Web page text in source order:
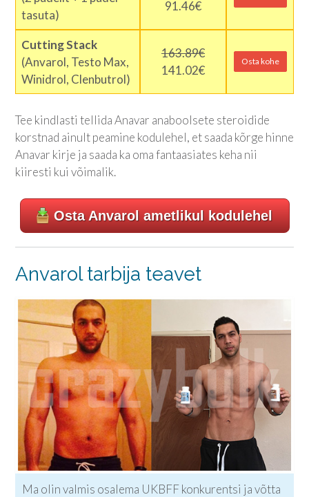
tasuta)
91.46€
Cutting Stack
(Anvarol, Testo Max,
Winidrol, Clenbutrol)
163.89€
141.02€
Osta kohe
Tee kindlasti tellida Anavar anaboolsete steroidide
korstnad ainult peamine kodulehel, et saada kõrge hinne
Anavar kirje ja saada ka oma fantaasiates keha nii
kiiresti kui võimalik.
Osta Anvarol ametlikul kodulehel
Anvarol tarbija teavet
Ma olin valmis osalema UKBFF konkurentsi ja võtta